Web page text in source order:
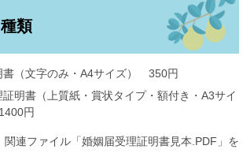
類
書（文字のみ・A4サイズ） 350円
明書（上質紙・賞状タイプ・額付き・A3サイ
円
ファイル「婚姻届受理証明書見本.PDF」を